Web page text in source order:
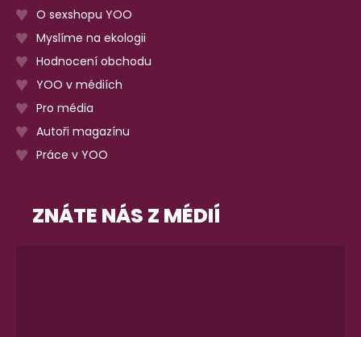
O sexshopu YOO
Myslíme na ekologii
Hodnocení obchodu
YOO v médiích
Pro média
Autoři magazínu
Práce v YOO
ZNÁTE NÁS Z MÉDIÍ